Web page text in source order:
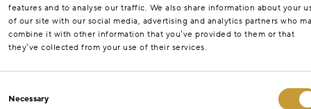
features and to analyse our traffic. We also share information about your
of our site with our social media, advertising and analytics partners who
combine it with other information that you’ve provided to them or that
they’ve collected from your use of their services.
Selection
Necessary